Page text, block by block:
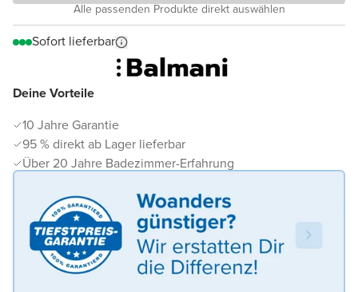
Deine Vorteile
10 Jahre Garantie
95 % direkt ab Lager lieferbar
Über 20 Jahre Badezimmer-Erfahrung
Alle passenden Produkte direkt auswählen
Sofort lieferbar